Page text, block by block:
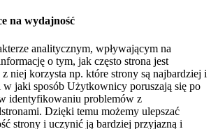
na wydajność
analitycznym, wpływającym na
o tym, jak często strona jest
niej korzysta np. które strony są najbardziej i
w jaki sposób Użytkownicy poruszają się po
identyfikowaniu problemów z
Dzięki temu możemy ulepszać
strony i uczynić ją bardziej przyjazną i